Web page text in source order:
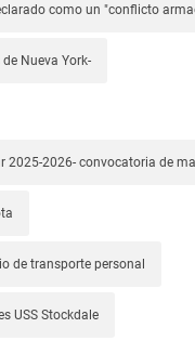
como un "conflicto
Nueva York-
2025-2026- convocatoria de
de transporte personal
USS Stockdale